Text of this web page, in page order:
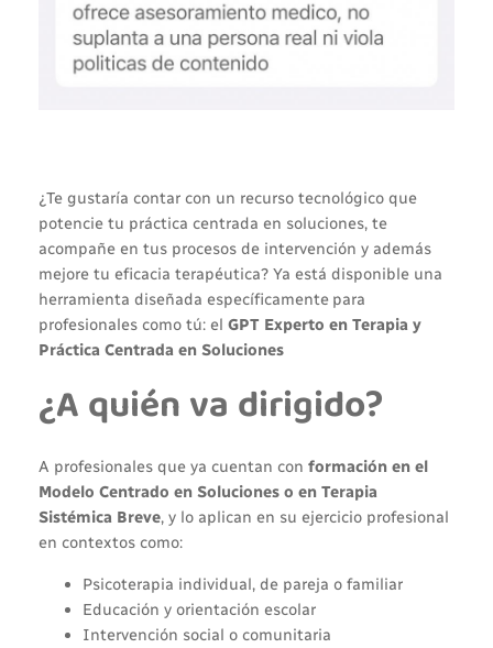
¿Te gustaría contar con un recurso tecnológico que
potencie tu práctica centrada en soluciones, te
acompañe en tus procesos de intervención y además
mejore tu eficacia terapéutica? Ya está disponible una
herramienta diseñada específicamentepara
profesionales como tú: el GPT Experto en Terapia y
Práctica Centrada en Soluciones
¿A quién va dirigido?
A profesionales que ya cuentan con formación en el
Modelo Centrado en Soluciones o en Terapia
Sistémica Breve, y lo aplican en su ejercicio profesional
en contextos como:
Psicoterapia individual, de pareja o familiar
Educación y orientación escolar
Intervención social o comunitaria